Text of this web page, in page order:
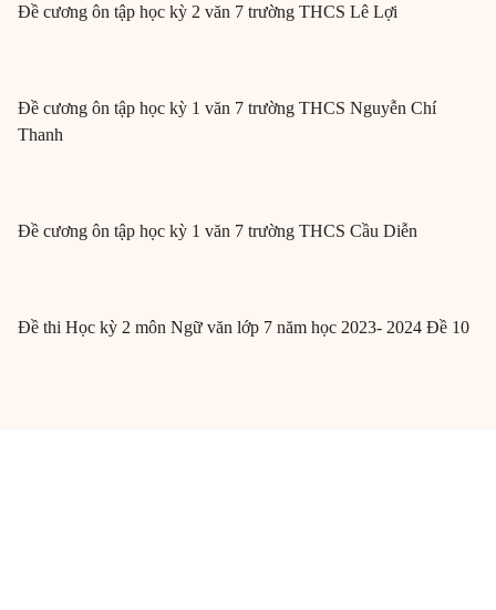
Đề cương ôn tập học kỳ 2 văn 7 trường THCS Lê Lợi
Đề cương ôn tập học kỳ 1 văn 7 trường THCS Nguyễn Chí
Thanh
Đề cương ôn tập học kỳ 1 văn 7 trường THCS Cầu Diễn
Đề thi Học kỳ 2 môn Ngữ văn lớp 7 năm học 2023- 2024 Đề 10